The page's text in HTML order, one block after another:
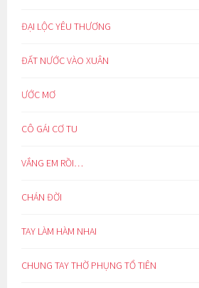
ĐẠI LỘC YÊU THƯƠNG
ĐẤT NƯỚC VÀO XUÂN
ƯỚC MƠ
CÔ GÁI CƠ TU
VẮNG EM RỒI…
CHÁN ĐỜI
TAY LÀM HÀM NHAI
CHUNG TAY THỜ PHỤNG TỔ TIÊN